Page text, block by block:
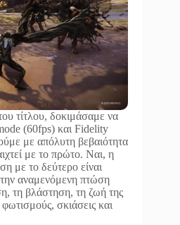
τίτλου, δοκιμάσαμε να
(60fps) και Fidelity
με απόλυτη βεβαιότητα
με το πρώτο. Ναι, η
με το δεύτερο είναι
αναμενόμενη πτώση
τη βλάστηση, τη ζωή της
σκιάσεις και